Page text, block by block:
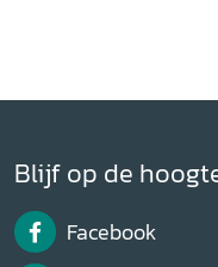
Blijf op de
Facebook